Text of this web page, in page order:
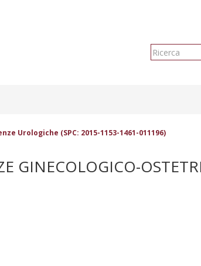
Form
Urologiche (SPC: 2015-1153-1461-011196)
GINECOLOGICO-